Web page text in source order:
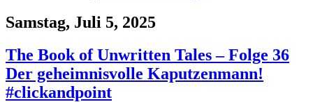
Samstag, Juli 5, 2025
The Book of Unwritten Tales – Folge 36
Der geheimnisvolle Kaputzenmann!
#clickandpoint